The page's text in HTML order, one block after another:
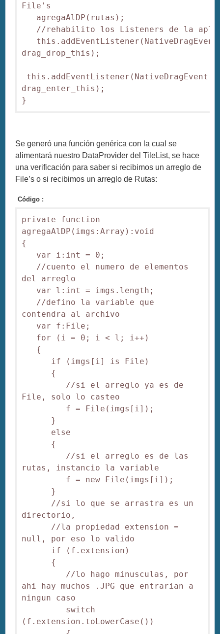
File's
agregaAlDP(rutas);
//rehabilito los Listeners de la
drag_drop_this);
drag_enter_this);
}
Se generó una función genérica con la cual se
alimentará nuestro DataProvider del TileList, se hace
una verificación para saber si recibimos un arreglo de
File’s o si recibimos un arreglo de Rutas:
Código :
private function
agregaAlDP(imgs:Array):void
{
var i:int = 0;
//cuento el numero de elementos
del arreglo
var l:int = imgs.length;
//defino la variable que
contendra al archivo
var f:File;
for (i = 0; i < l; i++)
{
if (imgs[i] is File)
{
//si el arreglo ya es de
File, solo lo casteo
f = File(imgs[i]);
}
else
{
//si el arreglo es de las
rutas, instancio la variable
f = new File(imgs[i]);
}
//si lo que se arrastra es un
directorio,
//la propiedad extension =
null, por eso lo valido
if (f.extension)
{
//lo hago minusculas, por
ahi hay muchos .JPG que entrarian a
ningun caso
switch
(f.extension.toLowerCase())